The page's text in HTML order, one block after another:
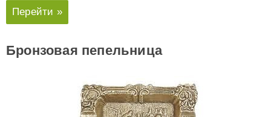
Перейти »
Бронзовая пепельница